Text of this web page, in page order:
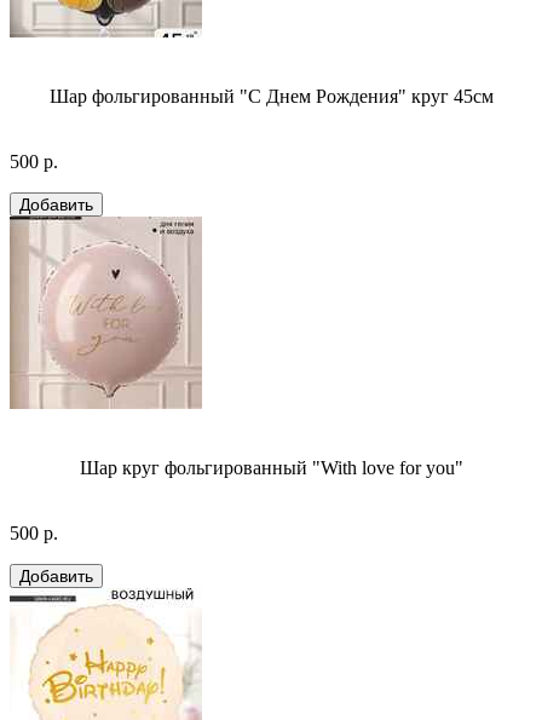
Шар фольгированный "С Днем Рождения" круг 45см
500 р.
Шар круг фольгированный "With love for you"
500 р.